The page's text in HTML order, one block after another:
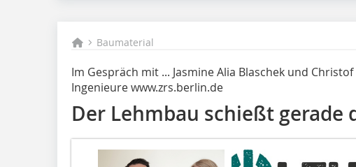
Baumaterial
Im Gespräch mit ... Jasmine Alia Blaschek und
Ingenieure www.zrs.berlin.de
Der Lehmbau schießt gerade